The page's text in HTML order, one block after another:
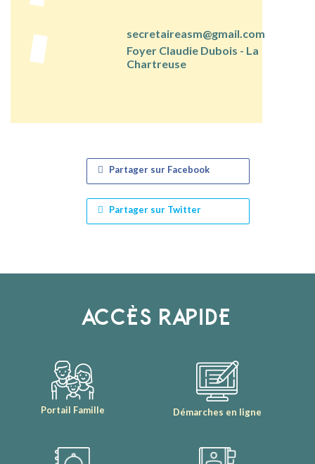
secretaireasm@gmail.com
Foyer Claudie Dubois - La
Chartreuse
Partager sur Facebook
Partager sur Twitter
ACCÈS RAPIDE
Portail Famille Démarches en ligne